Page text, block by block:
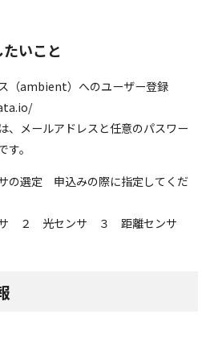
いこと
（ambient）へのユーザー登録
、メールアドレスと任意のパスワー
す。
の選定 申込みの際に指定してくだ
２ 光センサ ３ 距離センサ